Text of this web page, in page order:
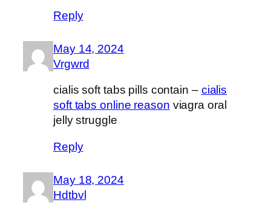
Reply
May 14, 2024
Vrgwrd
cialis soft tabs pills contain – cialis
soft tabs online reason viagra oral
jelly struggle
Reply
May 18, 2024
Hdtbvl